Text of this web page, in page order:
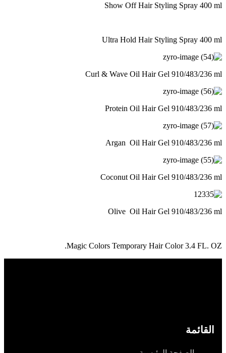
Show Off Hair Styling Spray
Ultra Hold Hair Styling Spray
Curl & Wave Oil Hair Gel 910/483/
Protein Oil Hair Gel 910/483/
Argan Oil Hair Gel 910/483/
Coconut Oil Hair Gel 910/483/
Olive Oil Hair Gel 910/483/
Magic Colors Temporary Hair Color 3.4